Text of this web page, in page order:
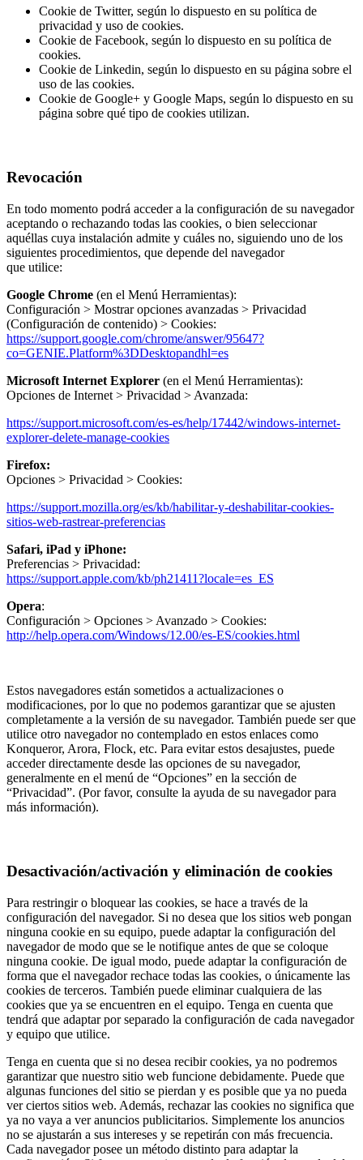
Cookie de Twitter, según lo dispuesto en su política de
privacidad y uso de cookies.
Cookie de Facebook, según lo dispuesto en su política de
cookies.
Cookie de Linkedin, según lo dispuesto en su página sobre el
uso de las cookies.
Cookie de Google+ y Google Maps, según lo dispuesto en su
página sobre qué tipo de cookies utilizan.
Revocación
En todo momento podrá acceder a la configuración de su navegador
aceptando o rechazando todas las cookies, o bien seleccionar
aquéllas cuya instalación admite y cuáles no, siguiendo uno de los
siguientes procedimientos, que depende del navegador
que utilice:
Google Chrome (en el Menú Herramientas):
Configuración > Mostrar opciones avanzadas > Privacidad
(Configuración de contenido) > Cookies:
https://support.google.com/chrome/answer/95647?
co=GENIE.Platform%3DDesktopandhl=es
Microsoft Internet Explorer (en el Menú Herramientas):
Opciones de Internet > Privacidad > Avanzada:
https://support.microsoft.com/es-es/help/17442/windows-internet-
explorer-delete-manage-cookies
Firefox:
Opciones > Privacidad > Cookies:
https://support.mozilla.org/es/kb/habilitar-y-deshabilitar-cookies-
sitios-web-rastrear-preferencias
Safari, iPad y iPhone:
Preferencias > Privacidad:
https://support.apple.com/kb/ph21411?locale=es_ES
Opera:
Configuración > Opciones > Avanzado > Cookies:
http://help.opera.com/Windows/12.00/es-ES/cookies.html
Estos navegadores están sometidos a actualizaciones o
modificaciones, por lo que no podemos garantizar que se ajusten
completamente a la versión de su navegador. También puede ser que
utilice otro navegador no contemplado en estos enlaces como
Konqueror, Arora, Flock, etc. Para evitar estos desajustes, puede
acceder directamente desde las opciones de su navegador,
generalmente en el menú de “Opciones” en la sección de
“Privacidad”. (Por favor, consulte la ayuda de su navegador para
más información).
Desactivación/activación y eliminación de cookies
Para restringir o bloquear las cookies, se hace a través de la
configuración del navegador. Si no desea que los sitios web pongan
ninguna cookie en su equipo, puede adaptar la configuración del
navegador de modo que se le notifique antes de que se coloque
ninguna cookie. De igual modo, puede adaptar la configuración de
forma que el navegador rechace todas las cookies, o únicamente las
cookies de terceros. También puede eliminar cualquiera de las
cookies que ya se encuentren en el equipo. Tenga en cuenta que
tendrá que adaptar por separado la configuración de cada navegador
y equipo que utilice.
Tenga en cuenta que si no desea recibir cookies, ya no podremos
garantizar que nuestro sitio web funcione debidamente. Puede que
algunas funciones del sitio se pierdan y es posible que ya no pueda
ver ciertos sitios web. Además, rechazar las cookies no significa que
ya no vaya a ver anuncios publicitarios. Simplemente los anuncios
no se ajustarán a sus intereses y se repetirán con más frecuencia.
Cada navegador posee un método distinto para adaptar la